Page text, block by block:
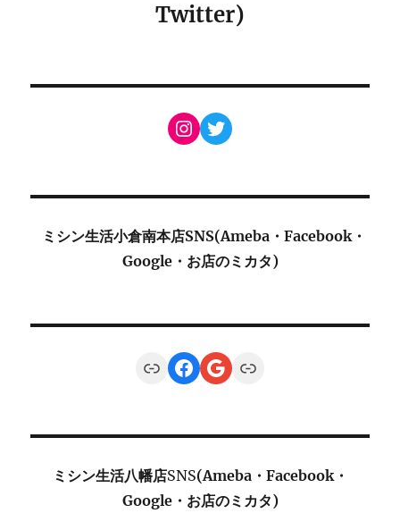
Twitter)
Instagram
Twitter
ミシン生活小倉南本店SNS(Ameba・Facebook・
Google・お店のミカタ)
LinkFacebook
Google
Link
ミシン生活八幡店SNS(Ameba・Facebook・
Google・お店のミカタ)